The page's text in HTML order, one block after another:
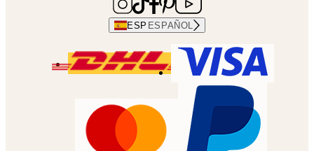
ESP ESPAÑOL